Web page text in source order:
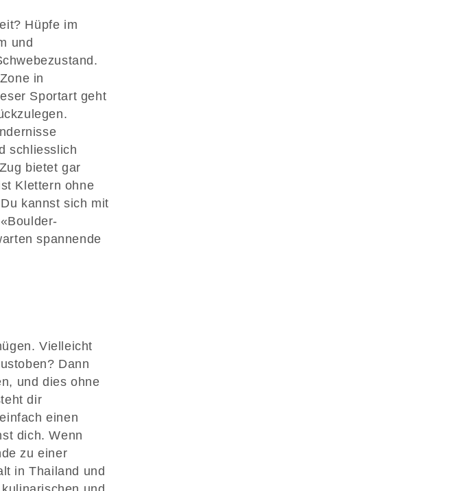
Hüpfe im
und
in
Sportart geht
schliesslich
bietet gar
Klettern ohne
kannst sich mit
spannende
Vielleicht
Dann
und dies ohne
dir
einen
dich. Wenn
zu einer
in Thailand und